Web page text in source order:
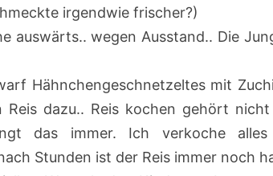
irgendwie frischer?)
auswärts.. wegen Ausstand.. Die
Hähnchengeschnetzeltes mit
Reis dazu.. Reis kochen gehört
das immer. Ich verkoche alles
Stunden ist der Reis immer noch